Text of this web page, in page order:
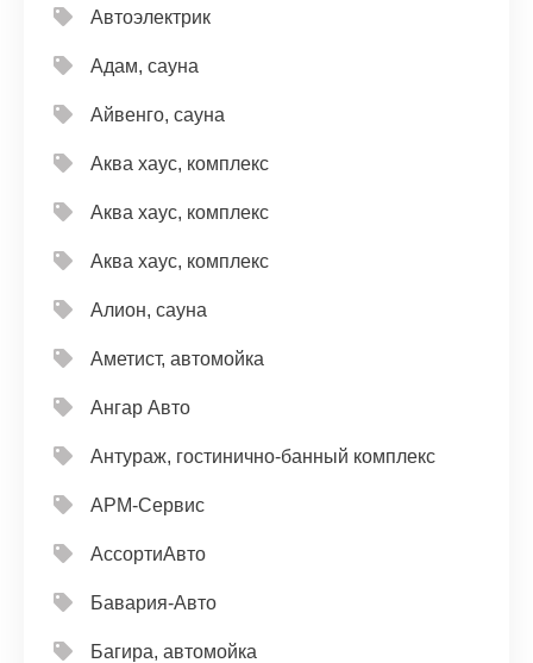
Автоэлектрик
Адам, сауна
Айвенго, сауна
Аква хаус, комплекс
Аква хаус, комплекс
Аква хаус, комплекс
Алион, сауна
Аметист, автомойка
Ангар Авто
Антураж, гостинично-банный комплекс
АРМ-Сервис
АссортиАвто
Бавария-Авто
Багира, автомойка